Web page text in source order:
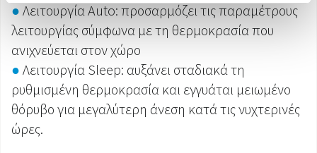
● Λειτουργία Auto: προσαρμόζει τις παραμέτρους
λειτουργίας σύμφωνα με τη θερμοκρασία που
ανιχνεύεται στον χώρο
● Λειτουργία Sleep: αυξάνει σταδιακά τη
ρυθμισμένη θερμοκρασία και εγγυάται μειωμένο
θόρυβο για μεγαλύτερη άνεση κατά τις νυχτερινές
ώρες.